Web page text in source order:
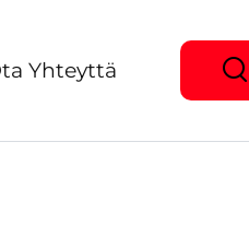
Yhteyttä